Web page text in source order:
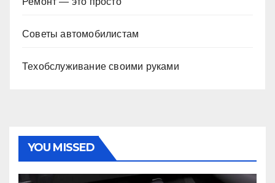
Советы автомобилистам
Техобслуживание своими руками
YOU MISSED